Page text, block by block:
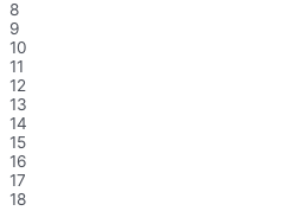
8
9
10
11
12
13
14
15
16
17
18